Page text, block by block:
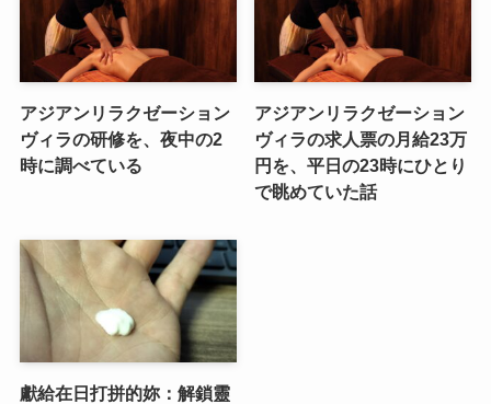
アジアンリラクゼーション
ヴィラの研修を、夜中の2
時に調べている
アジアンリラクゼーション
ヴィラの求人票の月給23万
円を、平日の23時にひとり
で眺めていた話
獻給在日打拼的妳：解鎖靈